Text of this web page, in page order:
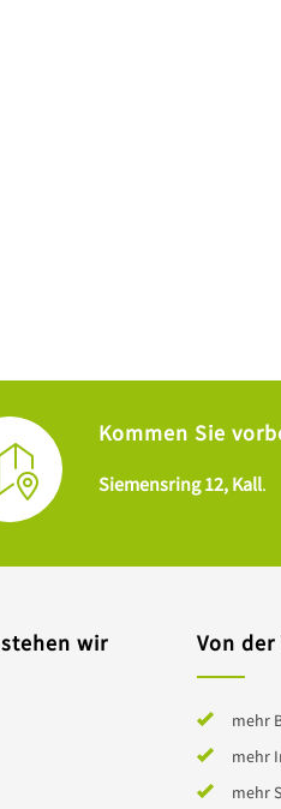
Kommen Sie
Siemensring 12, Kall.
wir Von
mehr
mehr
mehr